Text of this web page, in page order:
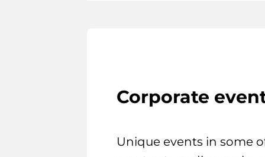
Corporate
Unique events in some